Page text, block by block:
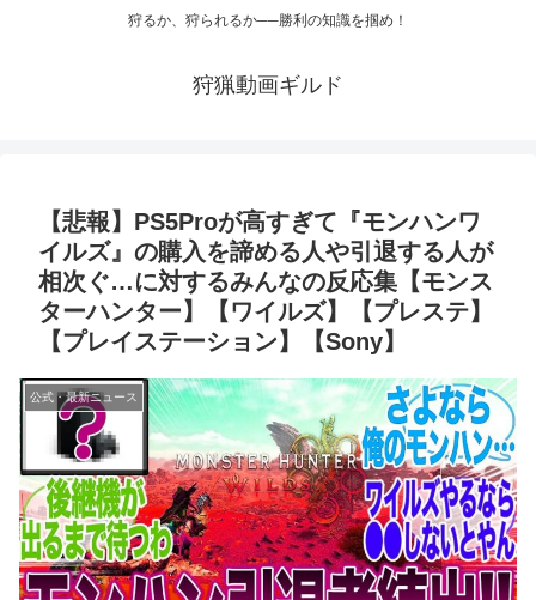
狩るか、狩られるか──勝利の知識を掴め！
狩猟動画ギルド
【悲報】PS5Proが高すぎて『モンハンワ
イルズ』の購入を諦める人や引退する人が
相次ぐ…に対するみんなの反応集【モンス
ターハンター】【ワイルズ】【プレステ】
【プレイステーション】【Sony】
公式・最新ニュース